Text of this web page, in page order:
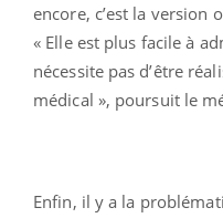
encore, c’est la version
« Elle est plus facile à
nécessite pas d’être
médical », poursuit le
Enfin, il y a la